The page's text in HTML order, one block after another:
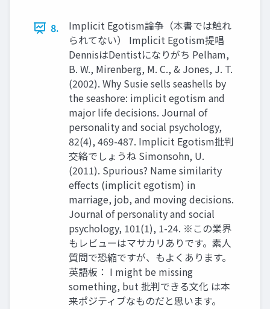
8.
Implicit Egotism論争（本書では触れ
られてない） Implicit Egotism提唱
DennisはDentistになりがち Pelham,
B. W., Mirenberg, M. C., & Jones, J. T.
(2002). Why Susie sells seashells by
the seashore: implicit egotism and
major life decisions. Journal of
personality and social psychology,
82(4), 469-487. Implicit Egotism批判
交絡でしょうね Simonsohn, U.
(2011). Spurious? Name similarity
effects (implicit egotism) in
marriage, job, and moving decisions.
Journal of personality and social
psychology, 101(1), 1-24. ※この業界
もレビューはマサカリありです。素人
質問で恐縮ですが、もよくあります。
英語板： I might be missing
something, but 批判できる文化 は本
来ポジティブなものだと思います。